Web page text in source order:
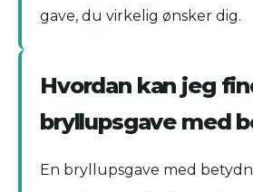
gave, du virkelig ønsker dig.
Hvordan kan jeg
bryllupsgave med
En bryllupsgave med